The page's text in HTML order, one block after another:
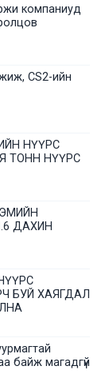
компаниуд
CS2-ийн
НҮҮРС
ТОНН НҮҮРС
ДАХИН
БУЙ ХАЯГДАЛ
байж магадгүй